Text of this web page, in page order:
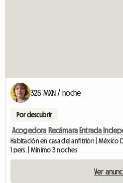
325 MXN / noche
Por descubrir
Habitación en casa del anfitrión | México
1 pers. | Mínimo 3 noches
Ver